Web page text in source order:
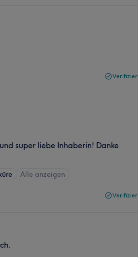
super liebe Inhaberin! Danke
Alle anzeigen